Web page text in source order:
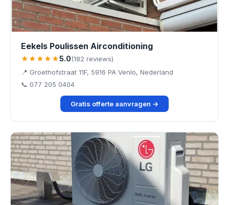
Eekels Poulissen Airconditioning
★★★★★5.0(182 reviews)
📍 Groethofstraat 11F, 5916 PA Venlo, Nederland
📞 077 205 0404
Gratis offerte aanvragen →